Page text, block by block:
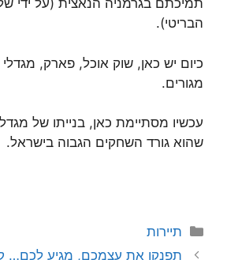
תמיכתם בגרמניה הנאצית (על ידי
הבריטי).
כיום יש כאן, שוק אוכל, פארק,
מגורים.
עכשיו מסתיימת כאן, בנייתו של
שהוא גורד השחקים הגבוה בישראל.
קטגוריות
תיירות
תפנקו את עצמכם, מגיע לכם…